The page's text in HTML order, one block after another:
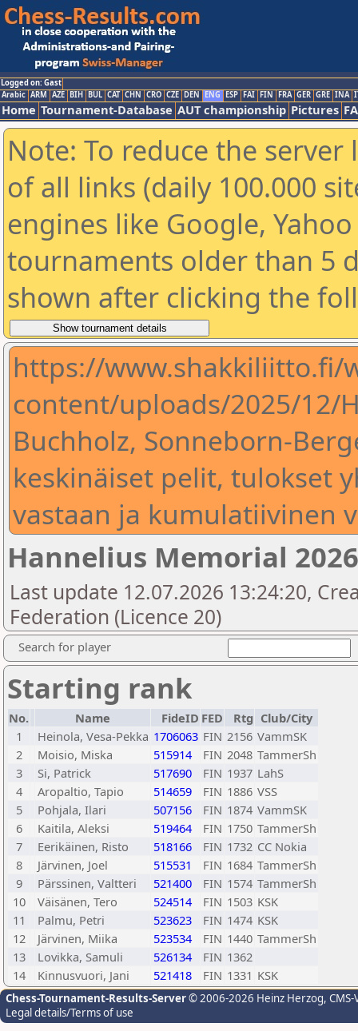
Logged on: Gast
Arabic ARM AZE BIH BUL CAT CHN CRO CZE DEN ENG ESP FAI FIN FRA GER GRE INA
Home Tournament-Database AUT championship Pictures
Note: To reduce the
of all links (daily 100.000
engines like Google,
tournaments older than 5
shown after clicking the
https://www.shakkiliitto.fi/
content/uploads/2025/12/
Buchholz, Sonneborn-
keskinäiset pelit, tulokset
vastaan ja kumulatiivinen
Hannelius Memorial 2026
Last update 12.07.2026 13:24:20,
Federation (Licence 20)
Search for player
Starting rank
No. Name FideID FED Rtg Club/City
1
Heinola, Vesa-Pekka 1706063 FIN 2156 VammSK
2
Moisio, Miska 515914 FIN 2048 TammerSh
3
Si, Patrick 517690 FIN 1937 LahS
4
Aropaltio, Tapio 514659 FIN 1886 VSS
5
Pohjala, Ilari 507156 FIN 1874 VammSK
6
Kaitila, Aleksi 519464 FIN 1750 TammerSh
7
Eerikäinen, Risto 518166 FIN 1732 CC Nokia
8
Järvinen, Joel 515531 FIN 1684 TammerSh
9
Pärssinen, Valtteri 521400 FIN 1574 TammerSh
10
Väisänen, Tero 524514 FIN 1503 KSK
11
Palmu, Petri 523623 FIN 1474 KSK
12
Järvinen, Miika 523534 FIN 1440 TammerSh
13
Lovikka, Samuli 526134 FIN 1362
14
Kinnusvuori, Jani 521418 FIN 1331 KSK
Chess-Tournament-Results-Server© 2006-2026 Heinz Herzog,
Legal details/Terms of use